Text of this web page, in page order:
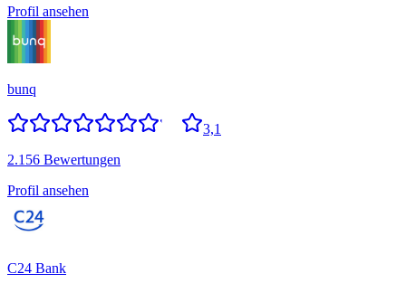
Profil ansehen
bunq
3,1
2.156 Bewertungen
Profil ansehen
C24 Bank